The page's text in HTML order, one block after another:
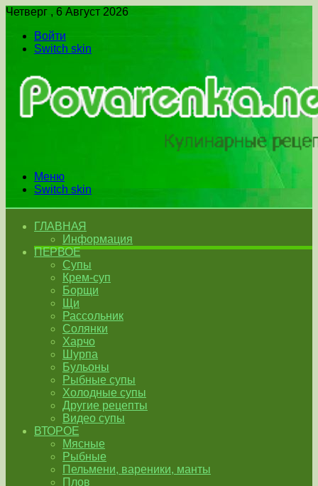
Четверг , 6 Август 2026
Войти
Switch skin
Меню
Switch skin
ГЛАВНАЯ
Информация
ПЕРВОЕ
Супы
Крем-суп
Борщи
Щи
Рассольник
Солянки
Харчо
Шурпа
Бульоны
Рыбные супы
Холодные супы
Другие рецепты
Видео супы
ВТОРОЕ
Мясные
Рыбные
Пельмени, вареники, манты
Плов